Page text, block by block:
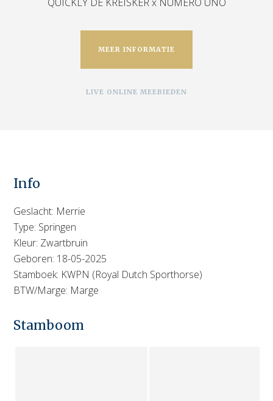
MEER INFORMATIE
LIVE ONLINE MEEBIEDEN
Info
Geslacht: Merrie
Type: Springen
Kleur: Zwartbruin
Geboren: 18-05-2025
Stamboek: KWPN (Royal Dutch Sporthorse)
BTW/Marge: Marge
Stamboom